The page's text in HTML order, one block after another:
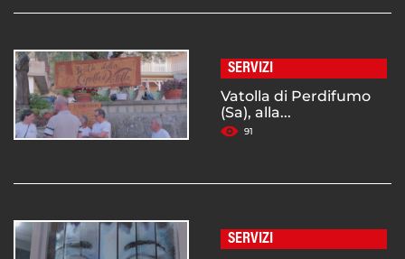
SERVIZI
Vatolla di Perdifumo
(Sa), alla...
91
SERVIZI